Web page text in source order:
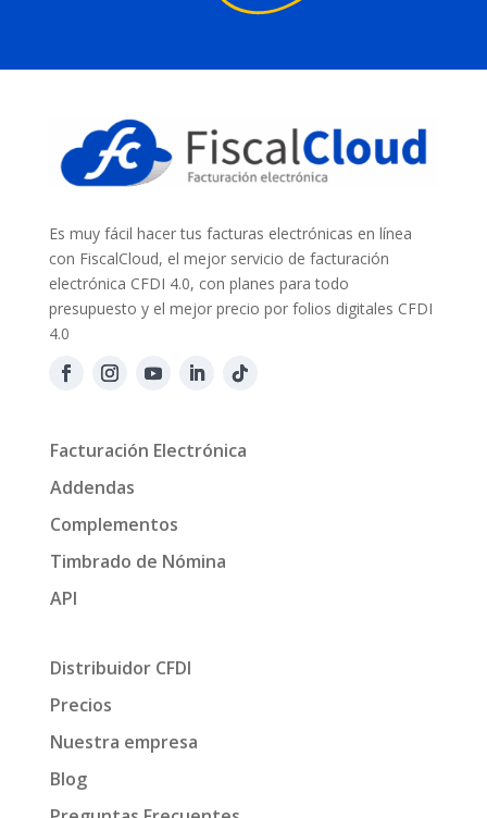
Es muy fácil hacer tus facturas electrónicas en línea
con FiscalCloud, el mejor servicio de facturación
electrónica CFDI 4.0, con planes para todo
presupuesto y el mejor precio por folios digitales CFDI
4.0
Facturación Electrónica
Addendas
Complementos
Timbrado de Nómina
API
Distribuidor CFDI
Precios
Nuestra empresa
Blog